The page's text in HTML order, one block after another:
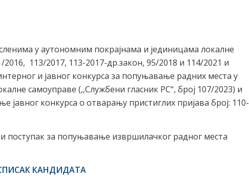
у аутономним покрајнама и јединицама локалне
113/2017, 113-2017-др.закон, 95/2018 и 114/2021 и
и јавног конкурса за попуњавање радних места у
самоуправе (,,Службени гласник РС“, број 107/2023) и
јавног конкурса о отварању пристиглих пријава број: 110-
поступак за попуњавање извршилачког радног места
КАНДИДАТА